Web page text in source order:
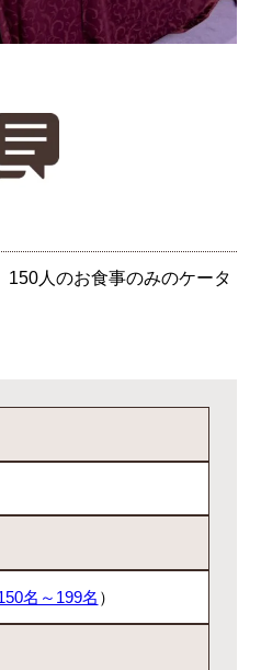
150人のお食事のみのケータ
名～199名 ）